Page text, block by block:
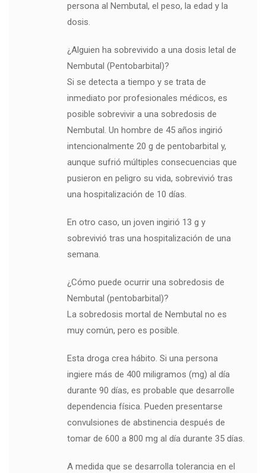
persona al Nembutal, el peso, la edad y la
dosis.
¿Alguien ha sobrevivido a una dosis letal de
Nembutal (Pentobarbital)?
Si se detecta a tiempo y se trata de
inmediato por profesionales médicos, es
posible sobrevivir a una sobredosis de
Nembutal. Un hombre de 45 años ingirió
intencionalmente 20 g de pentobarbital y,
aunque sufrió múltiples consecuencias que
pusieron en peligro su vida, sobrevivió tras
una hospitalización de 10 días.
En otro caso, un joven ingirió 13 g y
sobrevivió tras una hospitalización de una
semana.
¿Cómo puede ocurrir una sobredosis de
Nembutal (pentobarbital)?
La sobredosis mortal de Nembutal no es
muy común, pero es posible.
Esta droga crea hábito. Si una persona
ingiere más de 400 miligramos (mg) al día
durante 90 días, es probable que desarrolle
dependencia física. Pueden presentarse
convulsiones de abstinencia después de
tomar de 600 a 800 mg al día durante 35 días.
A medida que se desarrolla tolerancia en el